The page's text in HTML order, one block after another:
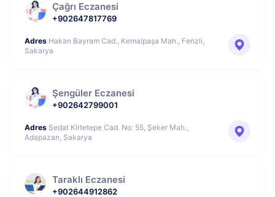
Çağrı Eczanesi
+902647817769
Adres Hakan Bayram Cad., Kemalpaşa Mah., Ferizli,
Sakarya
Şengüler Eczanesi
+902642799001
Adres Sedat Kirtetepe Cad. No: 55, Şeker Mah.,
Adapazarı, Sakarya
Taraklı Eczanesi
+902644912862